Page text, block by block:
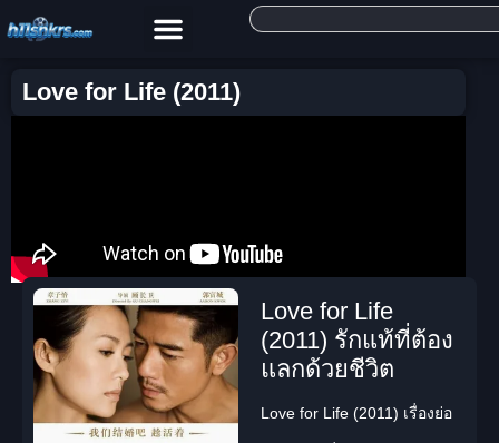
Love for Life (2011)
Love for Life
(2011) รักแท้ที่ต้อง
แลกด้วยชีวิต
Love for Life (2011) เรื่องย่อ